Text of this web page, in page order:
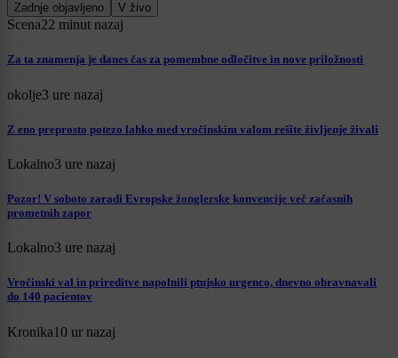
Zadnje objavljeno V živo
Scena22 minut nazaj
Za ta znamenja je danes čas za pomembne odločitve in nove priložnosti
okolje3 ure nazaj
Z eno preprosto potezo lahko med vročinskim valom rešite življenje živali
Lokalno3 ure nazaj
Pozor! V soboto zaradi Evropske žonglerske konvencije več začasnih
prometnih zapor
Lokalno3 ure nazaj
Vročinski val in prireditve napolnili ptujsko urgenco, dnevno obravnavali
do 140 pacientov
Kronika10 ur nazaj